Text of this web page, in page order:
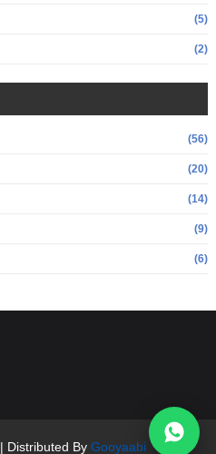
(5)
(2)
(56)
(20)
(14)
(9)
(6)
| Distributed ByGooyaabi